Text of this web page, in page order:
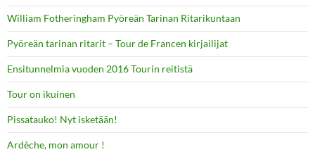
William Fotheringham Pyöreän Tarinan Ritarikuntaan
Pyöreän tarinan ritarit – Tour de Francen kirjailijat
Ensitunnelmia vuoden 2016 Tourin reitistä
Tour on ikuinen
Pissatauko! Nyt isketään!
Ardèche, mon amour !